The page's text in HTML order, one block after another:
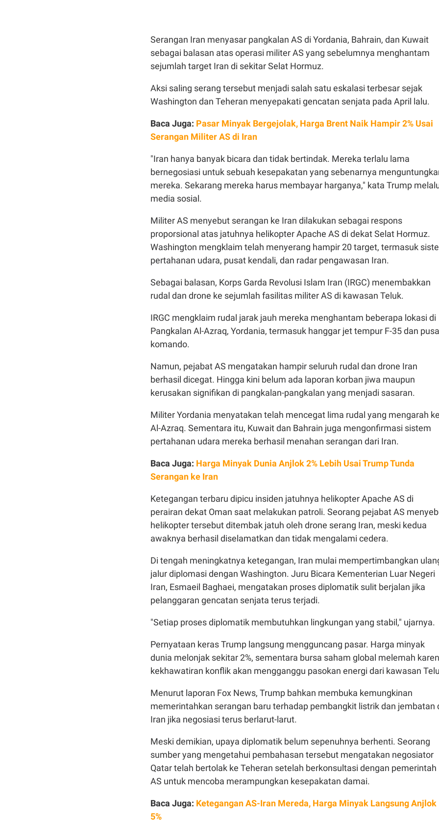
Serangan Iran menyasar pangkalan AS di Yordania, Bahrain, dan Kuwait
sebagai balasan atas operasi militer AS yang sebelumnya menghantam
sejumlah target Iran di sekitar Selat Hormuz.
Aksi saling serang tersebut menjadi salah satu eskalasi terbesar sejak
Washington dan Teheran menyepakati gencatan senjata pada April lalu.
Baca Juga: Pasar Minyak Bergejolak, Harga Brent Naik Hampir 2% Usai
Serangan Militer AS di Iran
"Iran hanya banyak bicara dan tidak bertindak. Mereka terlalu lama
bernegosiasi untuk sebuah kesepakatan yang sebenarnya
mereka. Sekarang mereka harus membayar harganya," kata Trump
media sosial.
Militer AS menyebut serangan ke Iran dilakukan sebagai respons
proporsional atas jatuhnya helikopter Apache AS di dekat Selat Hormuz.
Washington mengklaim telah menyerang hampir 20 target, termasuk
pertahanan udara, pusat kendali, dan radar pengawasan Iran.
Sebagai balasan, Korps Garda Revolusi Islam Iran (IRGC) menembakkan
rudal dan drone ke sejumlah fasilitas militer AS di kawasan Teluk.
IRGC mengklaim rudal jarak jauh mereka menghantam beberapa lokasi di
Pangkalan Al-Azraq, Yordania, termasuk hanggar jet tempur F-35 dan
komando.
Namun, pejabat AS mengatakan hampir seluruh rudal dan drone Iran
berhasil dicegat. Hingga kini belum ada laporan korban jiwa maupun
kerusakan signifikan di pangkalan-pangkalan yang menjadi sasaran.
Militer Yordania menyatakan telah mencegat lima rudal yang mengarah ke
Al-Azraq. Sementara itu, Kuwait dan Bahrain juga mengonfirmasi sistem
pertahanan udara mereka berhasil menahan serangan dari Iran.
Baca Juga: Harga Minyak Dunia Anjlok 2% Lebih Usai Trump Tunda
Serangan ke Iran
Ketegangan terbaru dipicu insiden jatuhnya helikopter Apache AS di
perairan dekat Oman saat melakukan patroli. Seorang pejabat AS
helikopter tersebut ditembak jatuh oleh drone serang Iran, meski kedua
awaknya berhasil diselamatkan dan tidak mengalami cedera.
Di tengah meningkatnya ketegangan, Iran mulai mempertimbangkan
jalur diplomasi dengan Washington. Juru Bicara Kementerian Luar Negeri
Iran, Esmaeil Baghaei, mengatakan proses diplomatik sulit berjalan jika
pelanggaran gencatan senjata terus terjadi.
"Setiap proses diplomatik membutuhkan lingkungan yang stabil," ujarnya.
Pernyataan keras Trump langsung mengguncang pasar. Harga minyak
dunia melonjak sekitar 2%, sementara bursa saham global melemah
kekhawatiran konflik akan mengganggu pasokan energi dari kawasan
Menurut laporan Fox News, Trump bahkan membuka kemungkinan
memerintahkan serangan baru terhadap pembangkit listrik dan jembatan
Iran jika negosiasi terus berlarut-larut.
Meski demikian, upaya diplomatik belum sepenuhnya berhenti. Seorang
sumber yang mengetahui pembahasan tersebut mengatakan negosiator
Qatar telah bertolak ke Teheran setelah berkonsultasi dengan pemerintah
AS untuk mencoba merampungkan kesepakatan damai.
Baca Juga: Ketegangan AS-Iran Mereda, Harga Minyak Langsung Anjlok
5%